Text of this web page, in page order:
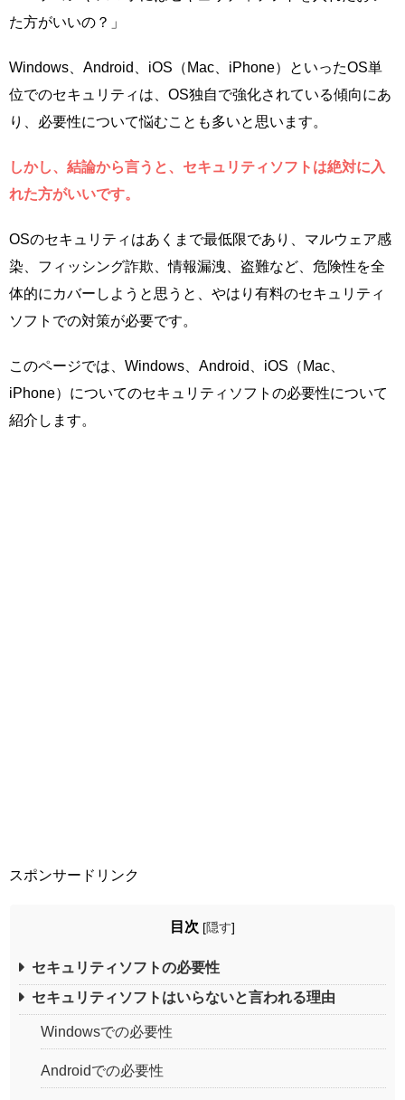
た方がいいの？」
Windows、Android、iOS（Mac、iPhone）といったOS単
位でのセキュリティは、OS独自で強化されている傾向にあ
り、必要性について悩むことも多いと思います。
しかし、結論から言うと、セキュリティソフトは絶対に入
れた方がいいです。
OSのセキュリティはあくまで最低限であり、マルウェア感
染、フィッシング詐欺、情報漏洩、盗難など、危険性を全
体的にカバーしようと思うと、やはり有料のセキュリティ
ソフトでの対策が必要です。
このページでは、Windows、Android、iOS（Mac、
iPhone）についてのセキュリティソフトの必要性について
紹介します。
スポンサードリンク
目次 [隠す]
セキュリティソフトの必要性
セキュリティソフトはいらないと言われる理由
Windowsでの必要性
Androidでの必要性